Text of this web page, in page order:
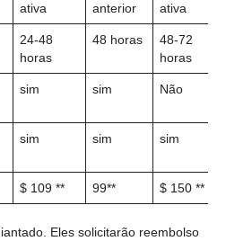
ativa
anterior
ativa
24-48
horas
48 horas
48-72
horas
sim sim Não
sim sim sim
$ 109 ** 99** $ 150 **
Eles solicitarão reembolso